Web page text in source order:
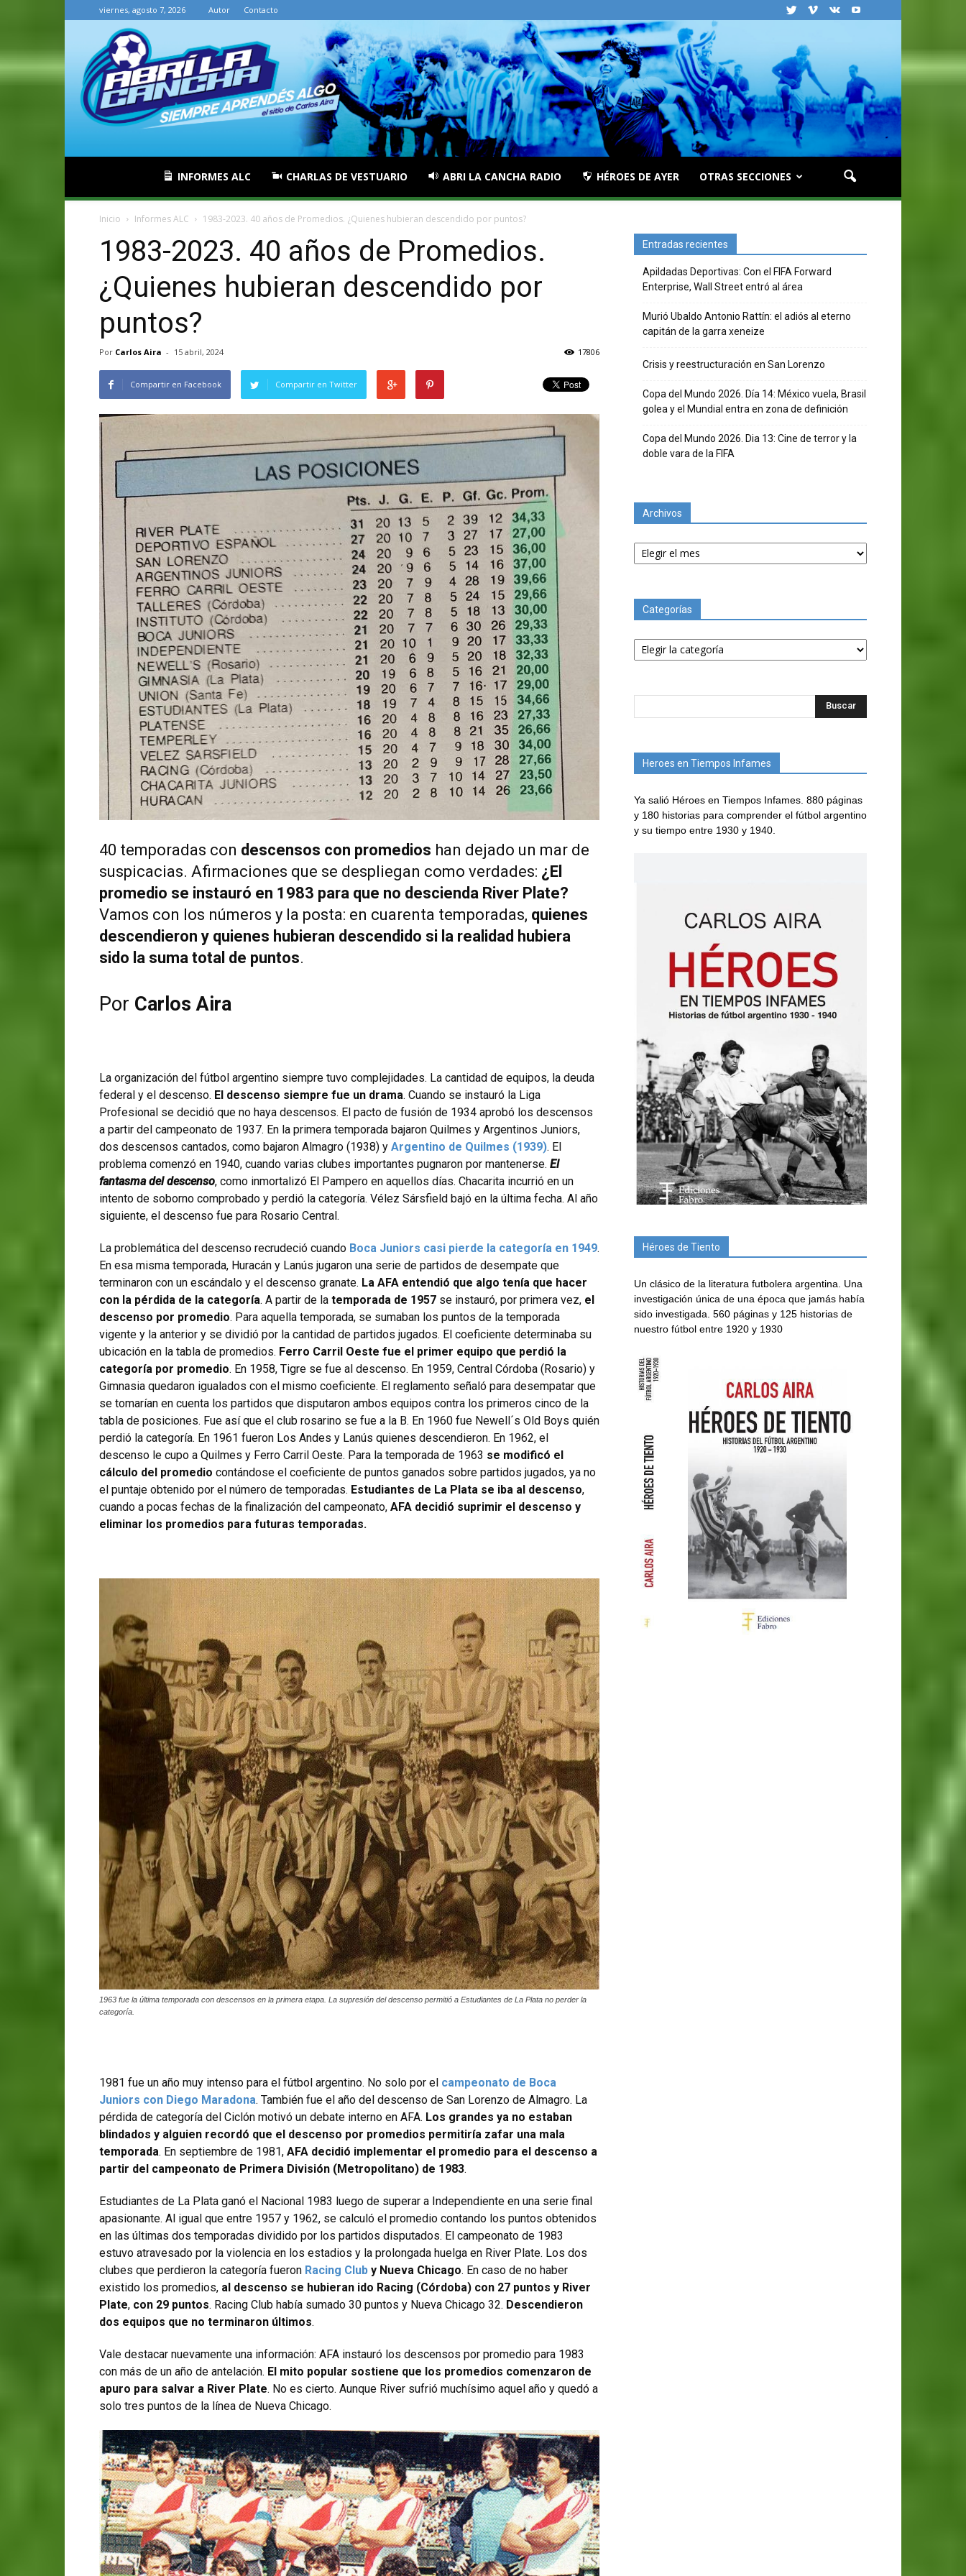
viernes, agosto 7, 2026 Autor Contacto
INFORMES ALC CHARLAS DE VESTUARIO ABRI LA CANCHA RADIO HÉROES DE AYER OTRAS SECCIONES
Inicio Informes ALC 1983-2023. 40 años de Promedios. ¿Quienes hubieran descendido por puntos?
1983-2023. 40 años de Promedios.
¿Quienes hubieran descendido por
puntos?
Por Carlos Aira - 15 abril, 2024 17806
Compartir en Facebook Compartir en Twitter
40 temporadas con descensos con promedios han dejado un mar de
suspicacias. Afirmaciones que se despliegan como verdades: ¿El
promedio se instauró en 1983 para que no descienda River Plate?
Vamos con los números y la posta: en cuarenta temporadas, quienes
descendieron y quienes hubieran descendido si la realidad hubiera
sido la suma total de puntos.
Por Carlos Aira
La organización del fútbol argentino siempre tuvo complejidades. La cantidad de equipos, la deuda
federal y el descenso. El descenso siempre fue un drama. Cuando se instauró la Liga
Profesional se decidió que no haya descensos. El pacto de fusión de 1934 aprobó los descensos
a partir del campeonato de 1937. En la primera temporada bajaron Quilmes y Argentinos Juniors,
dos descensos cantados, como bajaron Almagro (1938) y Argentino de Quilmes (1939). El
problema comenzó en 1940, cuando varias clubes importantes pugnaron por mantenerse. El
fantasma del descenso, como inmortalizó El Pampero en aquellos días. Chacarita incurrió en un
intento de soborno comprobado y perdió la categoría. Vélez Sársfield bajó en la última fecha. Al año
siguiente, el descenso fue para Rosario Central.
La problemática del descenso recrudeció cuando Boca Juniors casi pierde la categoría en 1949.
En esa misma temporada, Huracán y Lanús jugaron una serie de partidos de desempate que
terminaron con un escándalo y el descenso granate. La AFA entendió que algo tenía que hacer
con la pérdida de la categoría. A partir de la temporada de 1957 se instauró, por primera vez, el
descenso por promedio. Para aquella temporada, se sumaban los puntos de la temporada
vigente y la anterior y se dividió por la cantidad de partidos jugados. El coeficiente determinaba su
ubicación en la tabla de promedios. Ferro Carril Oeste fue el primer equipo que perdió la
categoría por promedio. En 1958, Tigre se fue al descenso. En 1959, Central Córdoba (Rosario) y
Gimnasia quedaron igualados con el mismo coeficiente. El reglamento señaló para desempatar que
se tomarían en cuenta los partidos que disputaron ambos equipos contra los primeros cinco de la
tabla de posiciones. Fue así que el club rosarino se fue a la B. En 1960 fue Newell´s Old Boys quién
perdió la categoría. En 1961 fueron Los Andes y Lanús quienes descendieron. En 1962, el
descenso le cupo a Quilmes y Ferro Carril Oeste. Para la temporada de 1963 se modificó el
cálculo del promedio contándose el coeficiente de puntos ganados sobre partidos jugados, ya no
el puntaje obtenido por el número de temporadas. Estudiantes de La Plata se iba al descenso,
cuando a pocas fechas de la finalización del campeonato, AFA decidió suprimir el descenso y
eliminar los promedios para futuras temporadas.
1963 fue la última temporada con descensos en la primera etapa. La supresión del descenso permitió a Estudiantes de La Plata no perder la
categoría.
1981 fue un año muy intenso para el fútbol argentino. No solo por el campeonato de Boca
Juniors con Diego Maradona. También fue el año del descenso de San Lorenzo de Almagro. La
pérdida de categoría del Ciclón motivó un debate interno en AFA. Los grandes ya no estaban
blindados y alguien recordó que el descenso por promedios permitiría zafar una mala
temporada. En septiembre de 1981, AFA decidió implementar el promedio para el descenso a
partir del campeonato de Primera División (Metropolitano) de 1983.
Estudiantes de La Plata ganó el Nacional 1983 luego de superar a Independiente en una serie final
apasionante. Al igual que entre 1957 y 1962, se calculó el promedio contando los puntos obtenidos
en las últimas dos temporadas dividido por los partidos disputados. El campeonato de 1983
estuvo atravesado por la violencia en los estadios y la prolongada huelga en River Plate. Los dos
clubes que perdieron la categoría fueron Racing Club y Nueva Chicago. En caso de no haber
existido los promedios, al descenso se hubieran ido Racing (Córdoba) con 27 puntos y River
Plate, con 29 puntos. Racing Club había sumado 30 puntos y Nueva Chicago 32. Descendieron
dos equipos que no terminaron últimos.
Vale destacar nuevamente una información: AFA instauró los descensos por promedio para 1983
con más de un año de antelación. El mito popular sostiene que los promedios comenzaron de
apuro para salvar a River Plate. No es cierto. Aunque River sufrió muchísimo aquel año y quedó a
solo tres puntos de la línea de Nueva Chicago.
Entradas recientes
Apildadas Deportivas: Con el FIFA Forward
Enterprise, Wall Street entró al área
Murió Ubaldo Antonio Rattín: el adiós al eterno
capitán de la garra xeneize
Crisis y reestructuración en San Lorenzo
Copa del Mundo 2026. Día 14: México vuela, Brasil
golea y el Mundial entra en zona de definición
Copa del Mundo 2026. Dia 13: Cine de terror y la
doble vara de la FIFA
Archivos
Archivos
Categorías
Categorías
Heroes en Tiempos Infames
Ya salió Héroes en Tiempos Infames. 880 páginas
y 180 historias para comprender el fútbol argentino
y su tiempo entre 1930 y 1940.
Héroes de Tiento
Un clásico de la literatura futbolera argentina. Una
investigación única de una época que jamás había
sido investigada. 560 páginas y 125 historias de
nuestro fútbol entre 1920 y 1930